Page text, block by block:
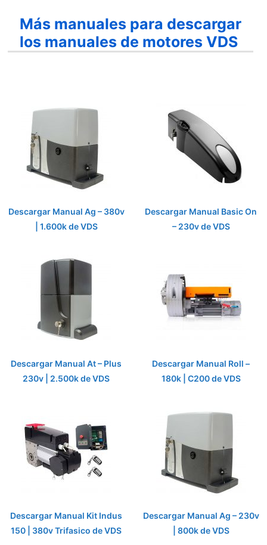
Más manuales para descargar
los manuales de motores VDS
Descargar Manual Ag – 380v
| 1.600k de VDS
Descargar Manual Basic On
– 230v de VDS
Descargar Manual At – Plus
230v | 2.500k de VDS
Descargar Manual Roll –
180k | C200 de VDS
Descargar Manual Kit Indus
150 | 380v Trifasico de VDS
Descargar Manual Ag – 230v
| 800k de VDS